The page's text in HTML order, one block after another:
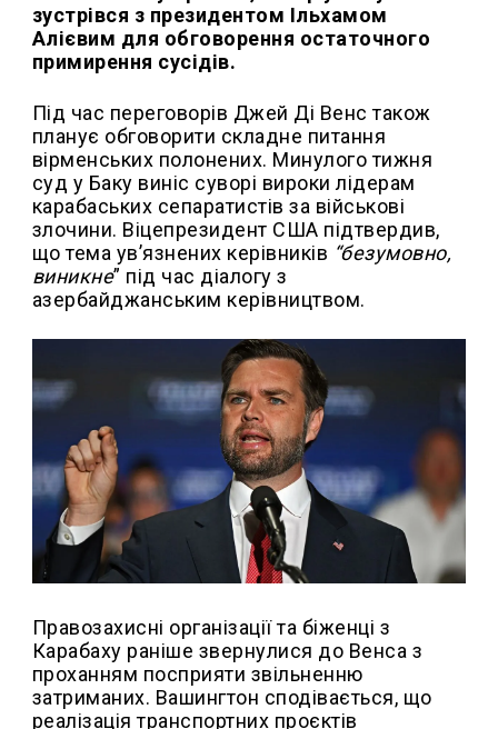
зустрівся з президентом Ільхамом
Алієвим для обговорення остаточного
примирення сусідів.
Під час переговорів Джей Ді Венс також
планує обговорити складне питання
вірменських полонених. Минулого тижня
суд у Баку виніс суворі вироки лідерам
карабаських сепаратистів за військові
злочини. Віцепрезидент США підтвердив,
що тема ув’язнених керівників “безумовно,
виникне” під час діалогу з
азербайджанським керівництвом.
Правозахисні організації та біженці з
Карабаху раніше звернулися до Венса з
проханням посприяти звільненню
затриманих. Вашингтон сподівається, що
реалізація транспортних проєктів